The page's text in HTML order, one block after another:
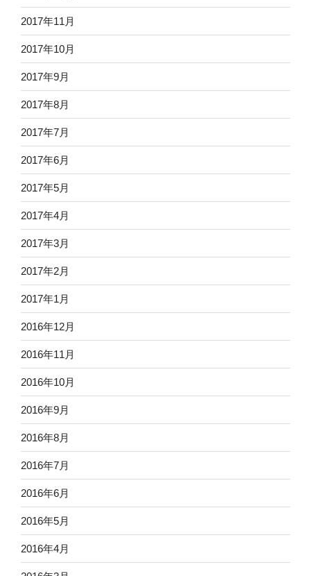
2017年11月
2017年10月
2017年9月
2017年8月
2017年7月
2017年6月
2017年5月
2017年4月
2017年3月
2017年2月
2017年1月
2016年12月
2016年11月
2016年10月
2016年9月
2016年8月
2016年7月
2016年6月
2016年5月
2016年4月